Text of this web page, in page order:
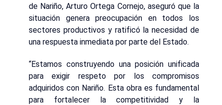
de Nariño, Arturo Ortega Cornejo, aseguró que la
situación genera preocupación en todos los
sectores productivos y ratificó la necesidad de
una respuesta inmediata por parte del Estado.
“Estamos construyendo una posición unificada
para exigir respeto por los compromisos
adquiridos con Nariño. Esta obra es fundamental
para fortalecer la competitividad y la